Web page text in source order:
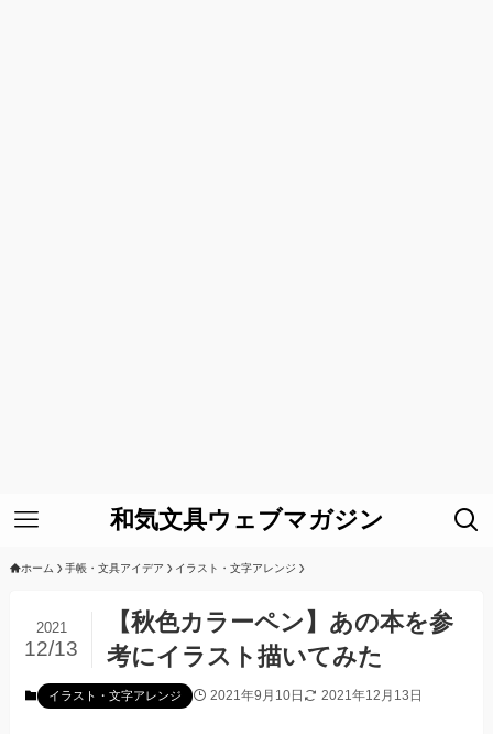
和気文具ウェブマガジン
ホーム 手帳・文具アイデア イラスト・文字アレンジ
【秋色カラーペン】あの本を参
考にイラスト描いてみた
2021
12/13
イラスト・文字アレンジ 2021年9月10日 2021年12月13日